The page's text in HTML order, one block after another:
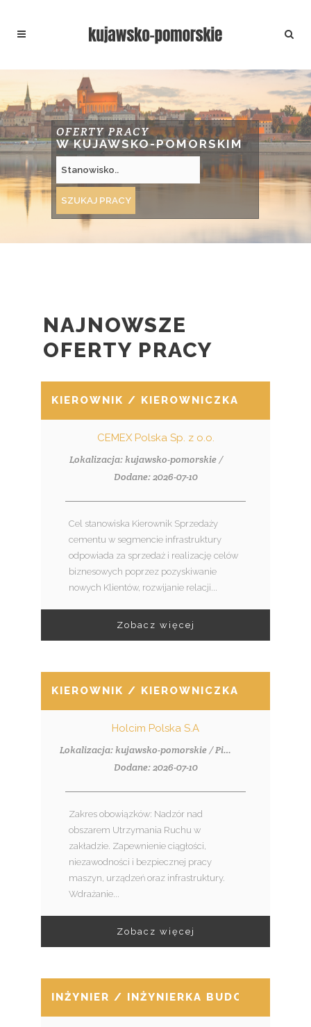
OFERTY PRACY
W KUJAWSKO-POMORSKIM
NAJNOWSZE
OFERTY PRACY
KIEROWNIK / KIEROWNICZKA
CEMEX Polska Sp. z o.o.
Lokalizacja: kujawsko-pomorskie /
Dodane: 2026-07-10
Cel stanowiska Kierownik Sprzedaży
cementu w segmencie infrastruktury
odpowiada za sprzedaż i realizację celów
biznesowych poprzez pozyskiwanie
nowych Klientów, rozwijanie relacji...
Zobacz więcej
KIEROWNIK / KIEROWNICZKA
Holcim Polska S.A
Lokalizacja: kujawsko-pomorskie / Piechcin
Dodane: 2026-07-10
Zakres obowiązków: Nadzór nad
obszarem Utrzymania Ruchu w
zakładzie. Zapewnienie ciągłości,
niezawodności i bezpiecznej pracy
maszyn, urządzeń oraz infrastruktury.
Wdrażanie...
Zobacz więcej
INŻYNIER / INŻYNIERKA BUDOWY –